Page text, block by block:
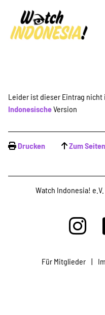
Leider ist dieser Eintrag nicht
IndonesischeVersion
Drucken Zum
Watch Indonesia!
Für Mitglieder |